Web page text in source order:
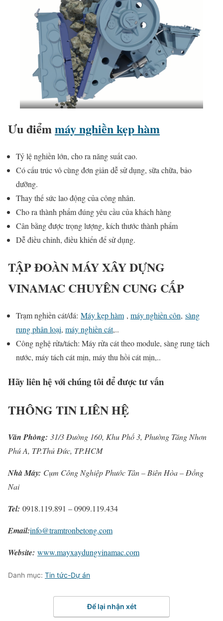
Ưu điểmmáy nghiền kẹp hàm
Tỷ lệ nghiền lớn, cho ra năng suất cao.
Có cấu trúc vô cùng đơn giản dễ sử dụng, sữa chữa, bảo
dưỡng.
Thay thế sức lao động của công nhân.
Cho ra thành phẩm đúng yêu cầu của khách hàng
Cân bằng được trọng lượng, kích thước thành phẩm
Dễ điều chỉnh, điều khiển để sử dụng.
TẬP ĐOÀN MÁY XÂY DỰNG
VINAMAC CHUYÊN CUNG CẤP
Trạm nghiền cát/đá: Máy kẹp hàm , máy nghiền côn, sàng
rung phân loại, máy nghiền cát,..
Công nghệ rửa/tách: Máy rửa cát theo module, sàng rung tách
nước, máy tách cát mịn, máy thu hồi cát mịn,..
Hãy liên hệ với chúng tôi để được tư vấn
THÔNG TIN LIÊN HỆ
Văn Phòng: 31/3 Đường 160, Khu Phố 3, Phường Tăng Nhơn
Phú A, TP.Thủ Đức, TP.HCM
Nhà Máy: Cụm Công Nghiệp Phước Tân – Biên Hòa – Đồng
Nai
Tel: 0918.119.891 – 0909.119.434
Email:info@tramtronbetong.com
Website: www.mayxaydungvinamac.com
Danh mục: Tin tức-Dự án
Để lại nhận xét